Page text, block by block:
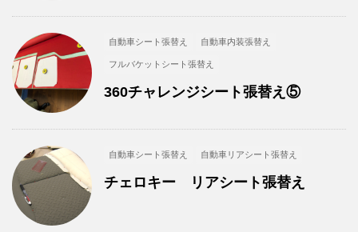
自動車シート張替え 自動車内装張替え
フルバケットシート張替え
360チャレンジシート張替え⑤
自動車シート張替え 自動車リアシート張替え
チェロキー リアシート張替え